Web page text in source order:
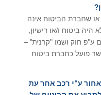
שחברת הביטוח אינה
היה ביטוח ו/או רישיון,
ע"פ חוק ושמו "קרנית" –
פועל כחברת ביטוח
ע"י רכב אחר עת